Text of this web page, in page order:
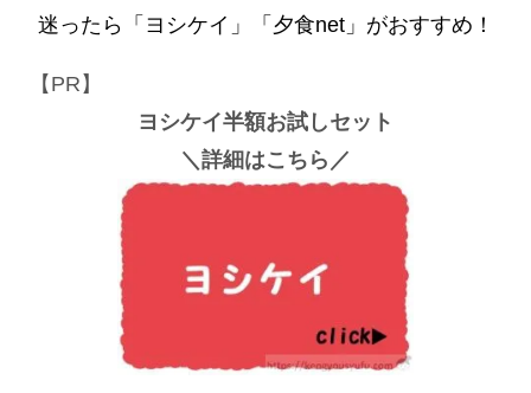
迷ったら「ヨシケイ」「夕食net」がおすすめ！
【PR】
ヨシケイ半額お試しセット
＼詳細はこちら／